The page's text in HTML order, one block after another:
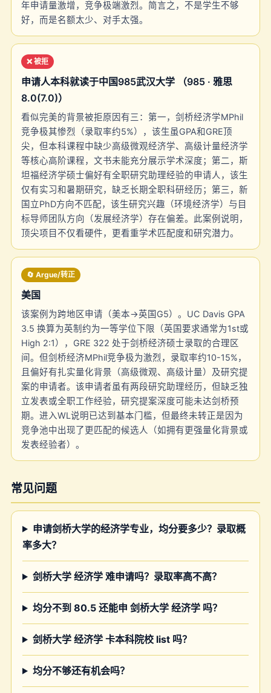
年申请量激增，竞争极端激烈。简言之，不是学生不够
好，而是名额太少、对手太强。
❌ 被拒
申请人本科就读于中国985武汉大学 （985 · 雅思
8.0(7.0)）
看似完美的背景被拒原因有三：第一，剑桥经济学MPhil
竞争极其惨烈（录取率约5%），该生虽GPA和GRE顶
尖，但本科课程中缺少高级微观经济学、高级计量经济学
等核心高阶课程，文书未能充分展示学术深度；第二，斯
坦福经济学硕士偏好有全职研究助理经验的申请人，该生
仅有实习和暑期研究，缺乏长期全职科研经历；第三，新
国立PhD方向不匹配，该生研究兴趣（环境经济学）与目
标导师团队方向（发展经济学）存在偏差。此案例说明，
顶尖项目不仅看硬件，更看重学术匹配度和研究潜力。
🔄 Argue/转正
美国
该案例为跨地区申请（美本→英国G5）。UC Davis GPA
3.5 换算为英制约为一等学位下限（英国要求通常为1st或
High 2:1），GRE 322 处于剑桥经济硕士录取的合理区
间。但剑桥经济MPhil竞争极为激烈，录取率约10-15%，
且偏好有扎实量化背景（高级微观、高级计量）及研究提
案的申请者。该申请者虽有两段研究助理经历，但缺乏独
立发表或全职工作经验，研究提案深度可能未达剑桥预
期。进入WL说明已达到基本门槛，但最终未转正是因为
竞争池中出现了更匹配的候选人（如拥有更强量化背景或
发表经验者）。
常见问题
申请剑桥大学的经济学专业，均分要多少？录取概
率多大？
剑桥大学 经济学 难申请吗？录取率高不高？
均分不到 80.5 还能申 剑桥大学 经济学 吗？
剑桥大学 经济学 卡本科院校 list 吗？
均分不够还有机会吗？